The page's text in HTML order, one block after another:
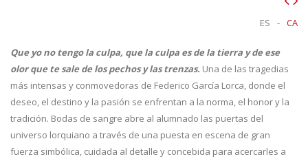
CA
-
ES
Que yo no tengo la culpa, que la culpa es de la tierra y de ese
olor que te sale de los pechos y las trenzas. Una de las tragedias
más intensas y conmovedoras de Federico García Lorca, donde el
deseo, el destino y la pasión se enfrentan a la norma, el honor y la
tradición. Bodas de sangre abre al alumnado las puertas del
universo lorquiano a través de una puesta en escena de gran
fuerza simbólica, cuidada al detalle y concebida para acercarles a